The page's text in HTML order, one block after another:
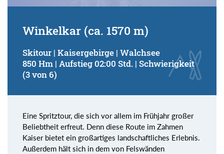
Winkelkar (ca. 1570 m)
Skitour | Kaisergebirge | Walchsee
850 Hm | Aufstieg 02:00 Std. | Schwierigkeit
(3 von 6)
Eine Spritztour, die sich vor allem im Frühjahr großer
Beliebtheit erfreut. Denn diese Route im Zahmen
Kaiser bietet ein großartiges landschaftliches Erlebnis.
Außerdem hält sich in dem von Felswänden